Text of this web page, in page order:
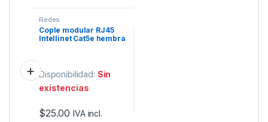
Redes
Cople modular RJ45
Intellinet Cat5e hembra
Disponibilidad: Sin
existencias
$25.00 IVA incl.